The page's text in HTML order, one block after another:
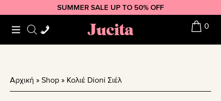
to
primary
to
main
to
footer
SUMMER SALE UP TO 50% OFF
Jucita 0
Αρχική » Shop » Κολιέ Dioni Σιέλ